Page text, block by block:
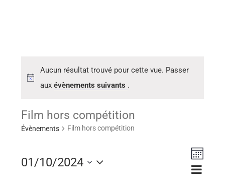
Aucun résultat trouvé pour cette vue. Passer
auxévènements suivants .
Film hors compétition
Évènements Film hors compétition
de
Mois
01/10/2024